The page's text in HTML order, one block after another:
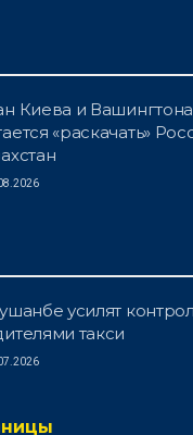
Киева и
«раскачать»
усилят
такси